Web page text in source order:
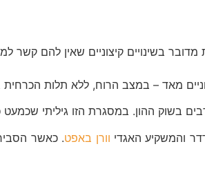
מדובר בשינויים קיצוניים שאין להם
מאד – במצב הרוח, ללא תלות
בשוק ההון. במסגרת הזו גיליתי
והמשקיע האגדי וורן באפט. כאשר